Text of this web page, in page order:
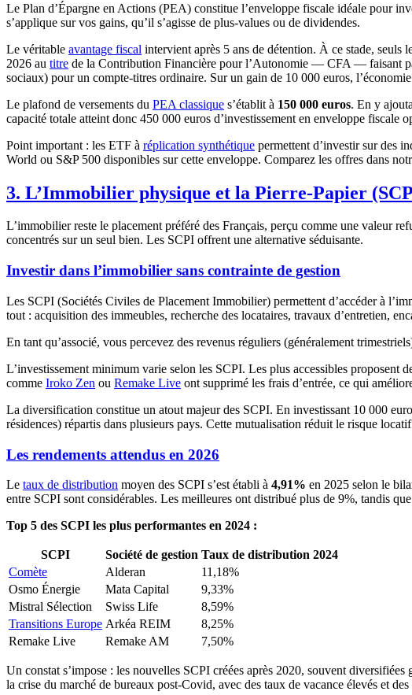
Le Plan d’Épargne en Actions (PEA) constitue l’enveloppe fiscale idéale pour
s’applique sur vos gains, qu’il s’agisse de plus-values ou de dividendes.
Le véritable avantage fiscal intervient après 5 ans de détention. À ce stade, seuls
2026 au titre de la Contribution Financière pour l’Autonomie — CFA — faisant
sociaux) pour un compte-titres ordinaire. Sur un gain de 10 000 euros,
Le plafond de versements du PEA classique s’établit à 150 000 euros. En y
capacité totale atteint donc 450 000 euros d’investissement en enveloppe fiscale
Point important : les ETF à réplication synthétique permettent d’investir sur des
World ou S&P 500 disponibles sur cette enveloppe. Comparez les offres dans
3. L’Immobilier physique et la Pierre-Papier
L’immobilier reste le placement préféré des Français, perçu comme une valeur
concentrés sur un seul bien. Les SCPI offrent une alternative séduisante.
Investir dans l’immobilier sans contrainte de gestion
Les SCPI (Sociétés Civiles de Placement Immobilier) permettent d’accéder à
tout : acquisition des immeubles, recherche des locataires, travaux d’entretien,
En tant qu’associé, vous percevez des revenus réguliers (généralement
L’investissement minimum varie selon les SCPI. Les plus accessibles proposent
comme Iroko Zen ou Remake Live ont supprimé les frais d’entrée, ce qui
La diversification constitue un atout majeur des SCPI. En investissant 10 000
résidences) répartis dans plusieurs pays. Cette mutualisation réduit le risque
Les rendements attendus en 2026
Le taux de distribution moyen des SCPI s’est établi à 4,91% en 2025 selon le
entre SCPI sont considérables. Les meilleures ont distribué plus de 9%, tandis
Top 5 des SCPI les plus performantes en 2024 :
SCPI Société de gestion Taux de distribution 2024
Comète
Alderan
11,18%
Osmo Énergie
Mata Capital
9,33%
Mistral Sélection
Swiss Life
8,59%
Transitions Europe Arkéa REIM
8,25%
Remake Live
Remake AM 7,50%
Un constat s’impose : les nouvelles SCPI créées après 2020, souvent
la crise du marché de bureaux post-Covid, avec des taux de vacance élevés et des